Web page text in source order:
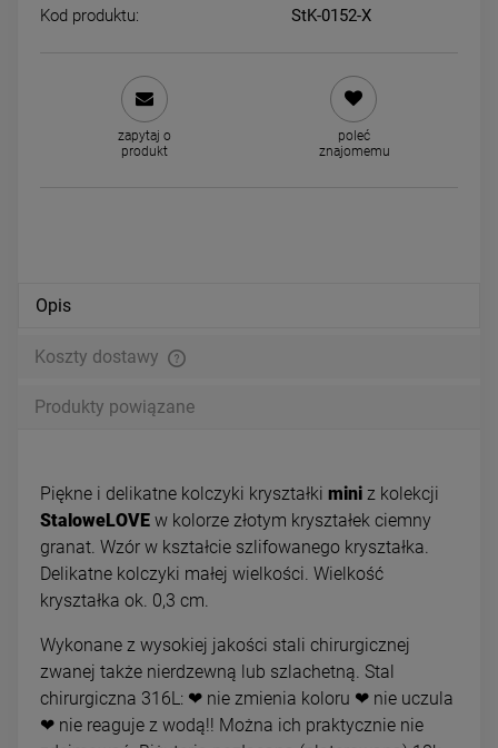
24,00 zł
DO KOSZYKA
34,00 zł
DO KOSZYKA
Kod produktu: StK-0152-X
zapytaj o
produkt
poleć
znajomemu
Opis
Koszty dostawy
Produkty powiązane
Piękne i delikatne kolczyki kryształki mini z kolekcji
StaloweLOVE w kolorze złotym kryształek ciemny
granat. Wzór w kształcie szlifowanego kryształka.
Delikatne kolczyki małej wielkości. Wielkość
kryształka ok. 0,3 cm.
Wykonane z wysokiej jakości stali chirurgicznej
zwanej także nierdzewną lub szlachetną. Stal
chirurgiczna 316L: ❤ nie zmienia koloru ❤ nie uczula
❤ nie reaguje z wodą!! Można ich praktycznie nie